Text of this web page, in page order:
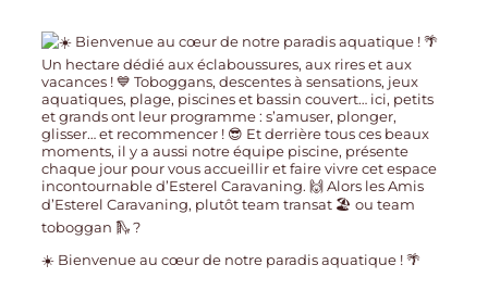
☀️ Bienvenue au cœur de notre paradis aquatique ! 🌴